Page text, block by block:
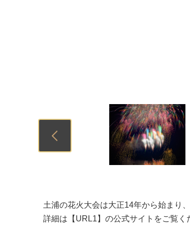
Previous
土浦の花火大会は大正14年から始まり
詳細は【URL1】の公式サイトをご覧く